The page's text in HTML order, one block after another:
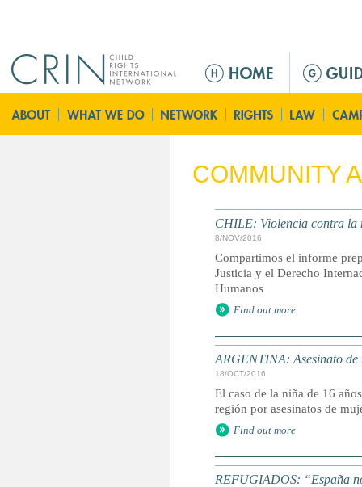
n
m
n
COMMUNITY
CHILE: Violencia contra la
8/NOV/2016
Compartimos el informe
Justicia y el Derecho
Humanos
Find out more
ARGENTINA: Asesinato
18/OCT/2016
El caso de la niña de 16
región por asesinatos de
Find out more
REFUGIADOS: “España